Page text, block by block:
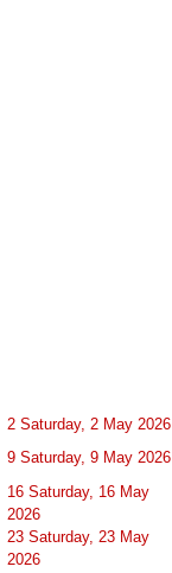
2 Saturday, 2 May 2026
9 Saturday, 9 May 2026
16 Saturday, 16 May
2026
23 Saturday, 23 May
2026